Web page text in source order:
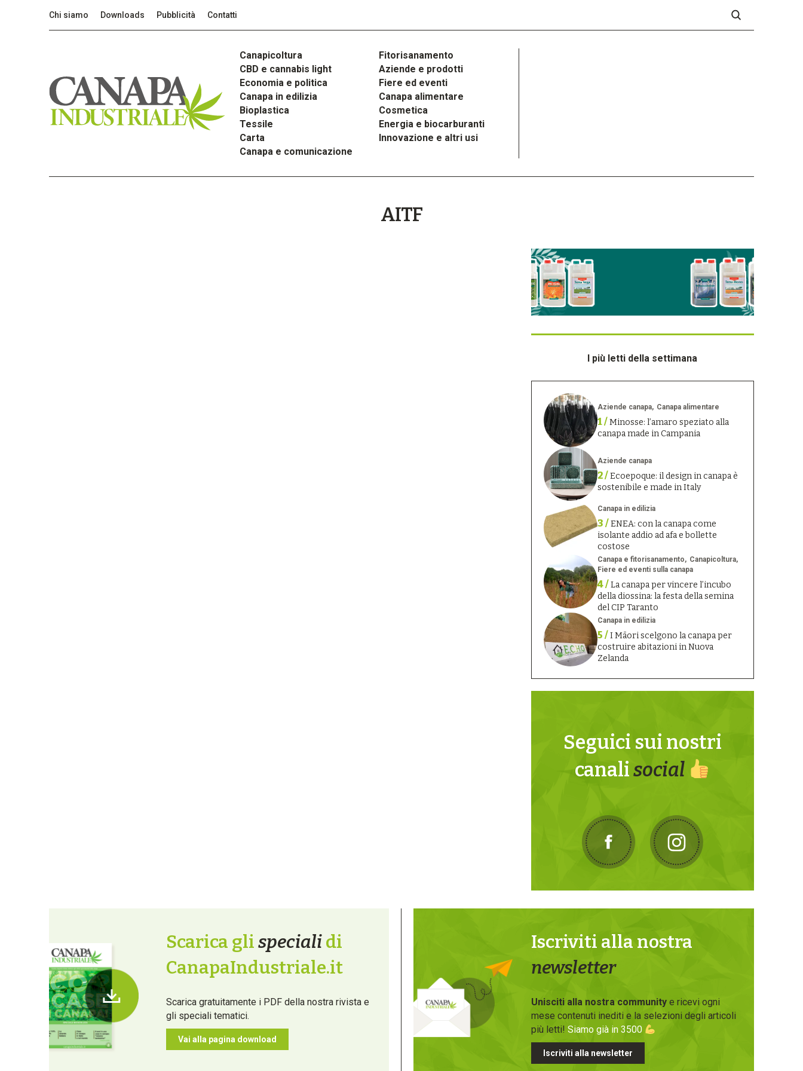
Chi siamo Downloads Pubblicità Contatti
Canapicoltura
Fitorisanamento
CBD e cannabis light
Aziende e prodotti
Economia e politica
Fiere ed eventi
Canapa in edilizia
Canapa alimentare
Bioplastica
Cosmetica
Tessile
Energia e biocarburanti
Carta
Innovazione e altri usi
Canapa e comunicazione
AITF
I più letti della settimana
Aziende canapa Canapa alimentare
1 /Minosse: l’amaro speziato alla
canapa made in Campania
Aziende canapa
2 /Ecoepoque: il design in canapa è
sostenibile e made in Italy
Canapa in edilizia
3 /ENEA: con la canapa come
isolante addio ad afa e bollette
costose
Canapa e fitorisanamento
Canapicoltura
Fiere ed eventi sulla canapa
4 /La canapa per vincere l’incubo
della diossina: la festa della semina
del CIP Taranto
Canapa in edilizia
5 /I Māori scelgono la canapa per
costruire abitazioni in Nuova
Zelanda
Seguici sui nostri
canalisocial
Scarica glispecialidi
CanapaIndustriale.it
Scarica gratuitamente i PDF della nostra rivista e
gli speciali tematici.
Vai alla pagina download
Iscriviti alla nostra
newsletter
Unisciti alla nostra communitye ricevi ogni
mese contenuti inediti e la selezioni degli articoli
più letti! Siamo già in 3500
Iscriviti alla newsletter